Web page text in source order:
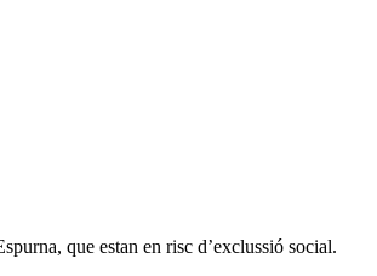
que estan en risc d’exclussió social.